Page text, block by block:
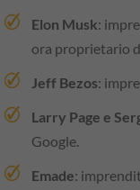
Elon Musk:
ora proprietario
Jeff Bezos:
Larry Page e
Google.
Emade: